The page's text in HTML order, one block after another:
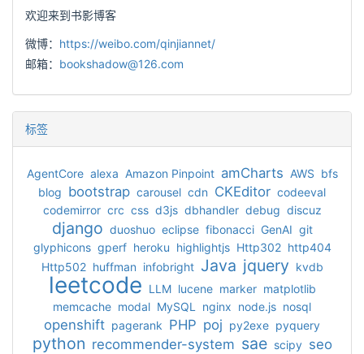
欢迎来到书影博客
微博： https://weibo.com/qinjiannet/
邮箱： bookshadow@126.com
标签
AgentCore alexa Amazon Pinpoint amCharts AWS bfs
blog bootstrap carousel cdn CKEditor codeeval
codemirror crc css d3js dbhandler debug discuz
django duoshuo eclipse fibonacci GenAI git
glyphicons gperf heroku highlightjs Http302 http404
Http502 huffman infobright Java jquery kvdb
leetcode LLM lucene marker matplotlib
memcache modal MySQL nginx node.js nosql
openshift pagerank PHP poj py2exe pyquery
python recommender-system sae scipy seo